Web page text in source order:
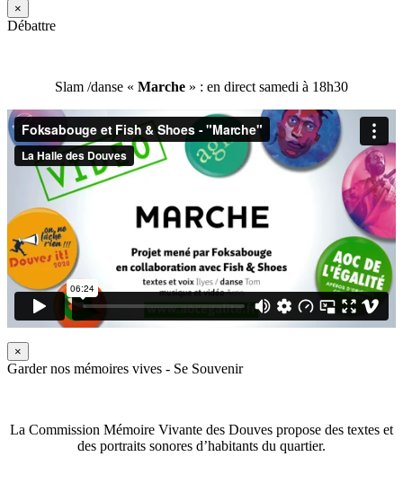
×
Débattre
Slam /danse « Marche » : en direct samedi à 18h30
×
Garder nos mémoires vives - Se Souvenir
La Commission Mémoire Vivante des Douves propose des textes et
des portraits sonores d’habitants du quartier.